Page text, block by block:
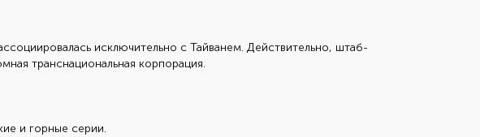
исключительно с Тайванем. Действительно, штаб-
транснациональная корпорация.
и горные серии.